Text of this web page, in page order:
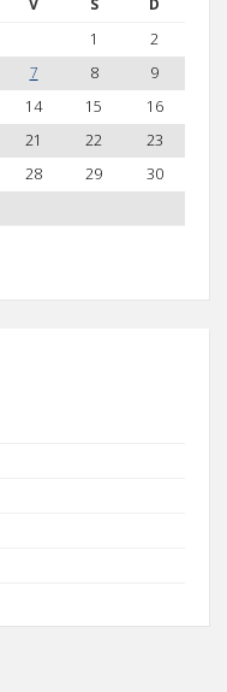
V S D
1
2
7 8
9
14 15
16
21 22
23
28 29
30